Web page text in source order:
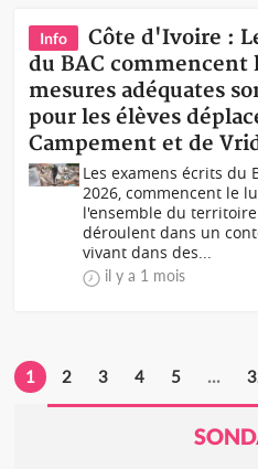
Info
Côte d'Ivoire :
du BAC commencent
mesures adéquates
pour les élèves
Campement et de
Les examens écrits du
2026, commencent le
l'ensemble du
déroulent dans un
vivant dans des...
il y a 1 mois
1 2 3 4 5 ...